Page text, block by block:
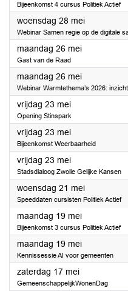
Bijeenkomst 4 cursus Politiek Actief
woensdag 28 mei2025
Webinar Samen regie op de digitale
maandag 26 mei2025
Gast van de Raad
maandag 26 mei2025
Webinar Warmtethema’s 2026:
vrijdag 23 mei2025
Opening Stinspark
vrijdag 23 mei2025
Bijeenkomst Weerbaarheid
vrijdag 23 mei2025
Stadsdialoog Zwolle Gelijke Kansen
woensdag 21 mei2025
Speeddaten cursisten Politiek Actief
maandag 19 mei2025
Bijeenkomst 3 cursus Politiek Actief
maandag 19 mei2025
Kennissessie AI voor gemeenten
zaterdag 17 mei2025
GemeenschappelijkWonenDag